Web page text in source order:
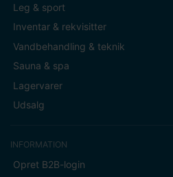
Leg & sport
Inventar & rekvisitter
Vandbehandling & teknik
Sauna & spa
Lagervarer
Udsalg
INFORMATION
Opret B2B-login